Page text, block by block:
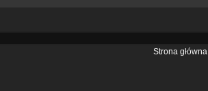
Strona główna